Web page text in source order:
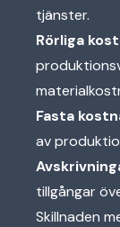
tjänster.
Rörliga
Fasta
av
tillgångar
Skillnaden